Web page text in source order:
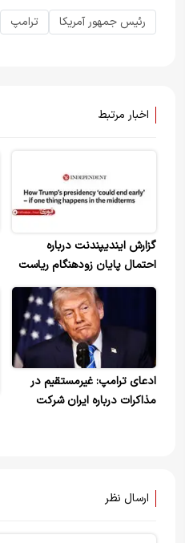
رئیس جمهور آمریکا ترامپ
اخبار مرتبط
گزارش ایندیپندنت درباره
احتمال پایان زودهنگام ریاست
جمهوری ترامپ با شکست در
انتخابات کنگره
ادعای ترامپ: غیرمستقیم در
مذاکرات درباره ایران شرکت
ارسال نظر